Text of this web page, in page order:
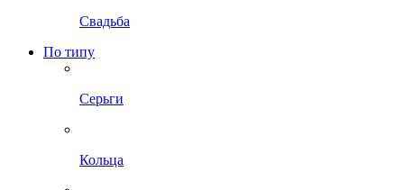
Свадьба
По типу
Серьги
Кольца